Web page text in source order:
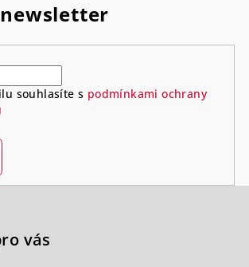
souhlasíte s podmínkami ochrany
vás